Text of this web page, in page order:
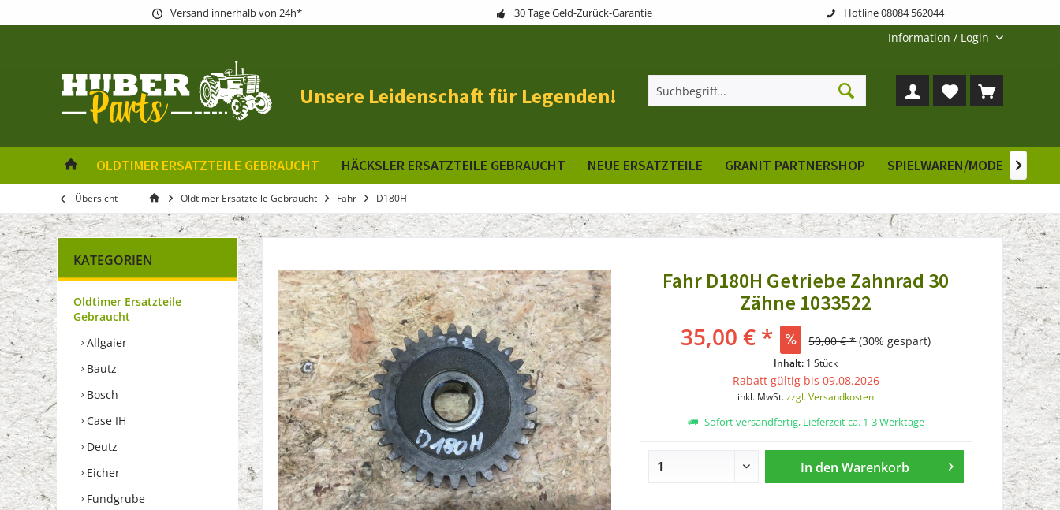
Versand innerhalb von 24h* 30 Tage Geld-Zurück-Garantie Hotline 08084 562044
Information / Login
Unsere Leidenschaft für Legenden!
OLDTIMER ERSATZTEILE GEBRAUCHT HÄCKSLER ERSATZTEILE GEBRAUCHT NEUE ERSATZTEILE GRANIT PARTNERSHOP SPIELWAREN/MODELLE

Übersicht Oldtimer Ersatzteile Gebraucht Fahr D180H
KATEGORIEN
Oldtimer Ersatzteile
Gebraucht
Allgaier
Bautz
Bosch
Case IH
Deutz
Eicher
Fundgrube
Fahr D180H Getriebe Zahnrad 30
Zähne 1033522
35,00 € * 50,00 € * (30% gespart)
Inhalt: 1 Stück
Rabatt gültig bis 09.08.2026
inkl. MwSt.zzgl. Versandkosten
Sofort versandfertig, Lieferzeit ca. 1-3 Werktage
In den Warenkorb